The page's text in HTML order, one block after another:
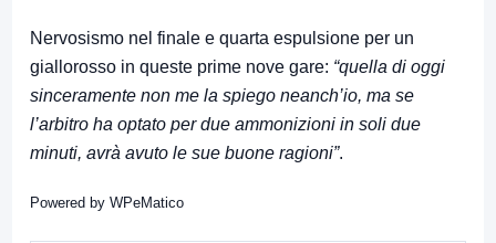
Nervosismo nel finale e quarta espulsione per un
giallorosso in queste prime nove gare: “quella di oggi
sinceramente non me la spiego neanch’io, ma se
l’arbitro ha optato per due ammonizioni in soli due
minuti, avrà avuto le sue buone ragioni”.
Powered by WPeMatico